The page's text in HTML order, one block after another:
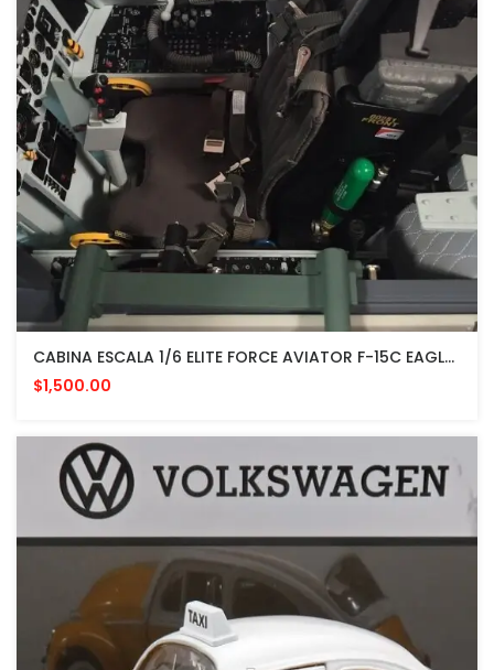
CABINA ESCALA 1/6 ELITE FORCE AVIATOR F-15C EAGLE COCKPIT F15 TOP GUN PILOT
$1,500.00